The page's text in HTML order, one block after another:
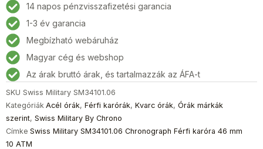
karóra
46
mm
10
ATM
mennyiség
14 napos pénzvisszafizetési garancia
1-3 év garancia
Megbízható webáruház
Magyar cég és webshop
Az árak bruttó árak, és tartalmazzák az ÁFA-t
SKU Swiss Military SM34101.06
Kategóriák Acél órák, Férfi karórák, Kvarc órák, Órák márkák
szerint, Swiss Military By Chrono
Címke Swiss Military SM34101.06 Chronograph Férfi karóra 46 mm
10 ATM